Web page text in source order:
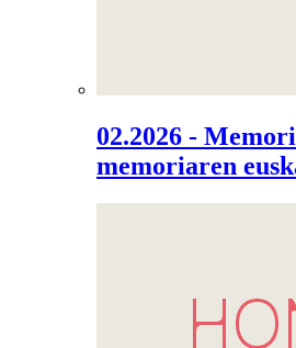
02.2026 -
memoriaren